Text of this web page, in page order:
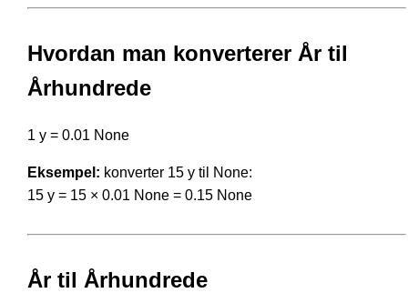
Hvordan man konverterer År til
Århundrede
1 y = 0.01 None
Eksempel: konverter 15 y til None:
15 y = 15 × 0.01 None = 0.15 None
År til Århundrede